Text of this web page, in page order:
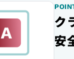
ク
安